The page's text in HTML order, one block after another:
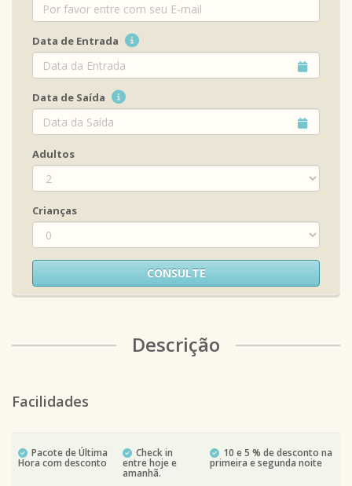
Data de Entrada
Data de Saída
Adultos
Crianças
CONSULTE
Descrição
Facilidades
Pacote de Última
Hora com desconto
Check in
entre hoje e
amanhã.
10 e 5 % de desconto na
primeira e segunda noite